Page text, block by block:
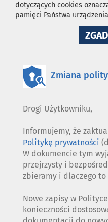
dotyczących cookies
pamięci Państwa
Zmiana
Drogi Użytkowniku,
Informujemy, że
Politykę prywatności
W dokumencie tym
przejrzysty i
zbieramy i dlaczego to
Nowe zapisy w
konieczności